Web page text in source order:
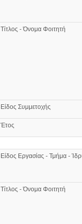
Τίτλος - Όνομα Φοιτητή
Είδος Συμμετοχής
Έτος
Είδος Εργασίας - Τμήμα -
Τίτλος - Όνομα Φοιτητή